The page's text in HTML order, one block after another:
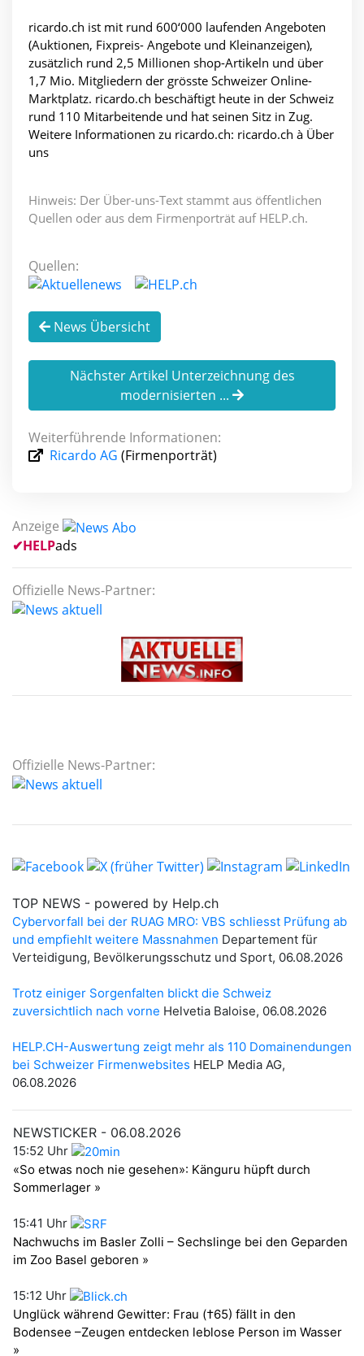
ricardo.ch ist mit rund 600‘000 laufenden Angeboten
(Auktionen, Fixpreis- Angebote und Kleinanzeigen),
zusätzlich rund 2,5 Millionen shop-Artikeln und über
1,7 Mio. Mitgliedern der grösste Schweizer Online-
Marktplatz. ricardo.ch beschäftigt heute in der Schweiz
rund 110 Mitarbeitende und hat seinen Sitz in Zug.
Weitere Informationen zu ricardo.ch: ricardo.ch à Über
uns
Hinweis: Der Über-uns-Text stammt aus öffentlichen
Quellen oder aus dem Firmenporträt auf HELP.ch.
Quellen:
News Übersicht
Nächster Artikel Unterzeichnung des
modernisierten ...
Weiterführende Informationen:
Ricardo AG (Firmenporträt)
Anzeige
✔HELPads
Offizielle News-Partner:
Offizielle News-Partner: